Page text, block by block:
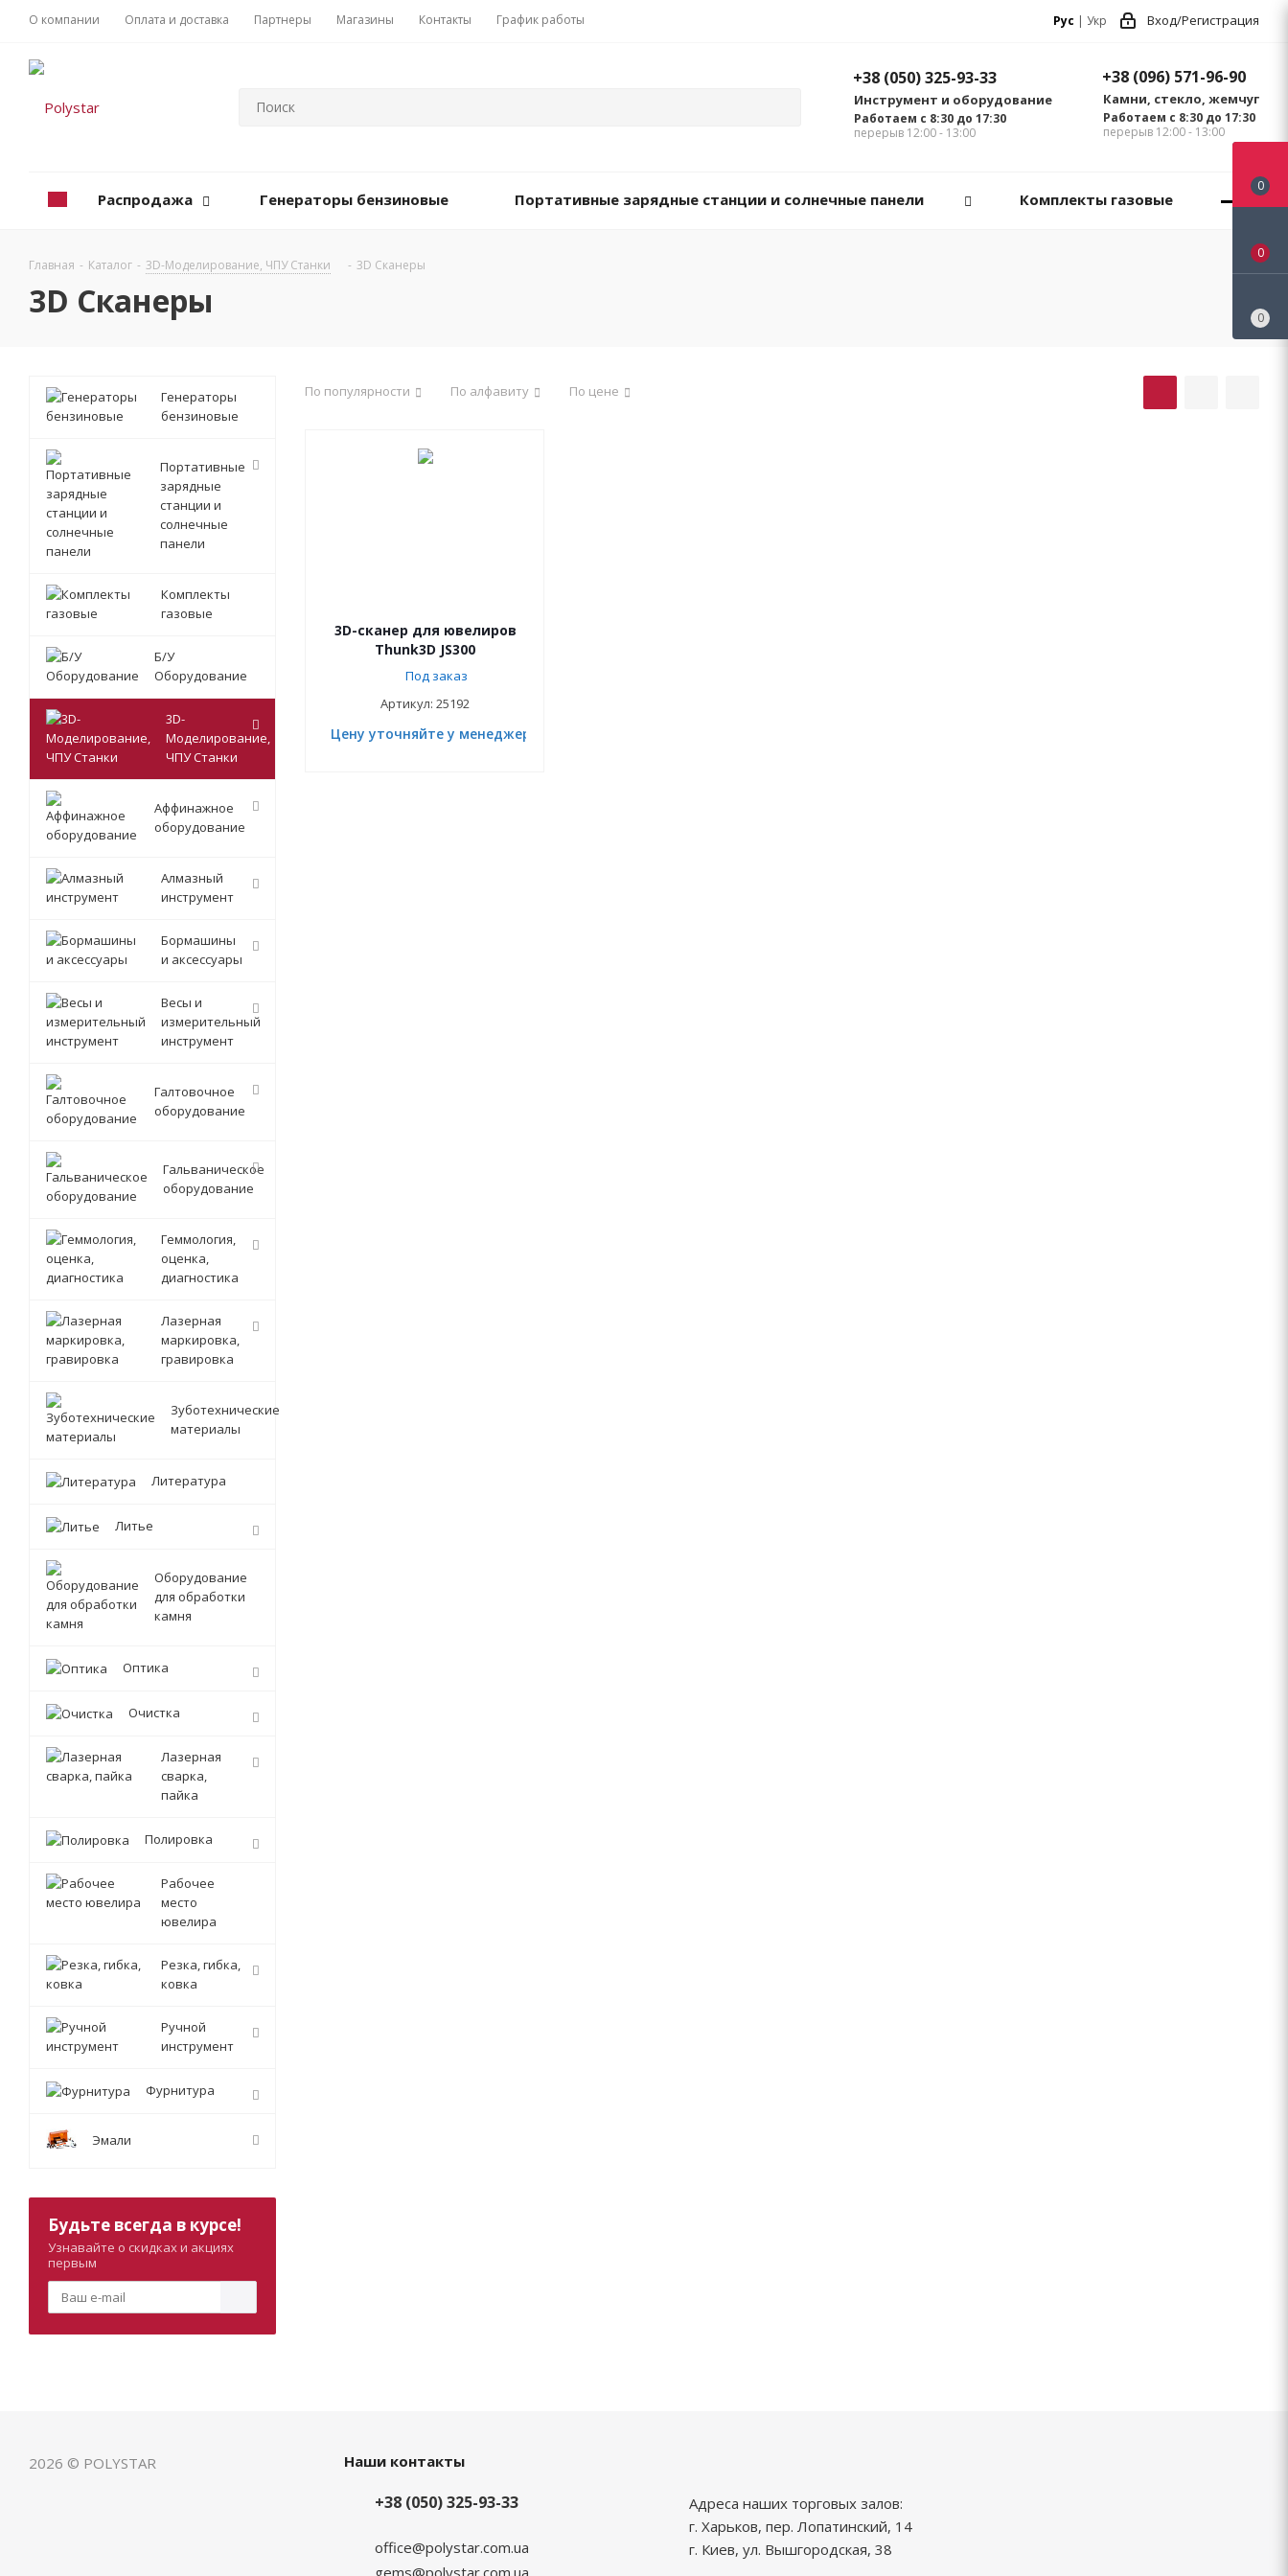
О компании Оплата и доставка Партнеры Магазины Контакты График работы Рус | Укр Вход/Регистрация
+38 (096) 571-96-90
Камни, стекло, жемчуг
Работаем с 8:30 до 17:30
перерыв 12:00 - 13:00
+38 (050) 325-93-33
Инструмент и оборудование
Работаем с 8:30 до 17:30
перерыв 12:00 - 13:00
Распродажа Генераторы бензиновые Портативные зарядные станции и солнечные панели Комплекты газовые
Главная - Каталог - 3D-Моделирование, ЧПУ Станки - 3D Сканеры
3D Сканеры
По популярности По алфавиту По цене
3D-сканер для ювелиров
Thunk3D JS300
Под заказ
Артикул: 25192
Цену уточняйте у менеджера
Генераторы
бензиновые
Портативные
зарядные
станции и
солнечные
панели
Комплекты
газовые
Б/У
Оборудование
3D-
Моделирование,
ЧПУ Станки
Аффинажное
оборудование
Алмазный
инструмент
Бормашины
и аксессуары
Весы и
измерительный
инструмент
Галтовочное
оборудование
Гальваническое
оборудование
Геммология,
оценка,
диагностика
Лазерная
маркировка,
гравировка
Зуботехнические
материалы
Литература
Литье
Оборудование
для обработки
камня
Оптика
Очистка
Лазерная
сварка,
пайка
Полировка
Рабочее
место
ювелира
Резка, гибка,
ковка
Ручной
инструмент
Фурнитура
Эмали
Будьте всегда в курсе!
Узнавайте о скидках и акциях
первым
2026 © POLYSTAR Наши контакты
+38 (050) 325-93-33
office@polystar.com.ua
gems@polystar.com.ua
Адреса наших торговых залов:
г. Харьков, пер. Лопатинский, 14
г. Киев, ул. Вышгородская, 38
0
0
0